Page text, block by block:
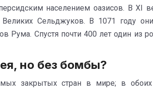
населением оазисов. В XI
Сельджуков. В 1071 году
Рума. Спустя почти 400 лет один
но без бомбы?
закрытых стран в мире; в обоих